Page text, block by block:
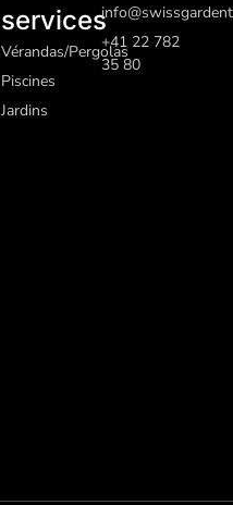
services
Vérandas/Pergolas
Piscines
Jardins
+41 22 782
35 80